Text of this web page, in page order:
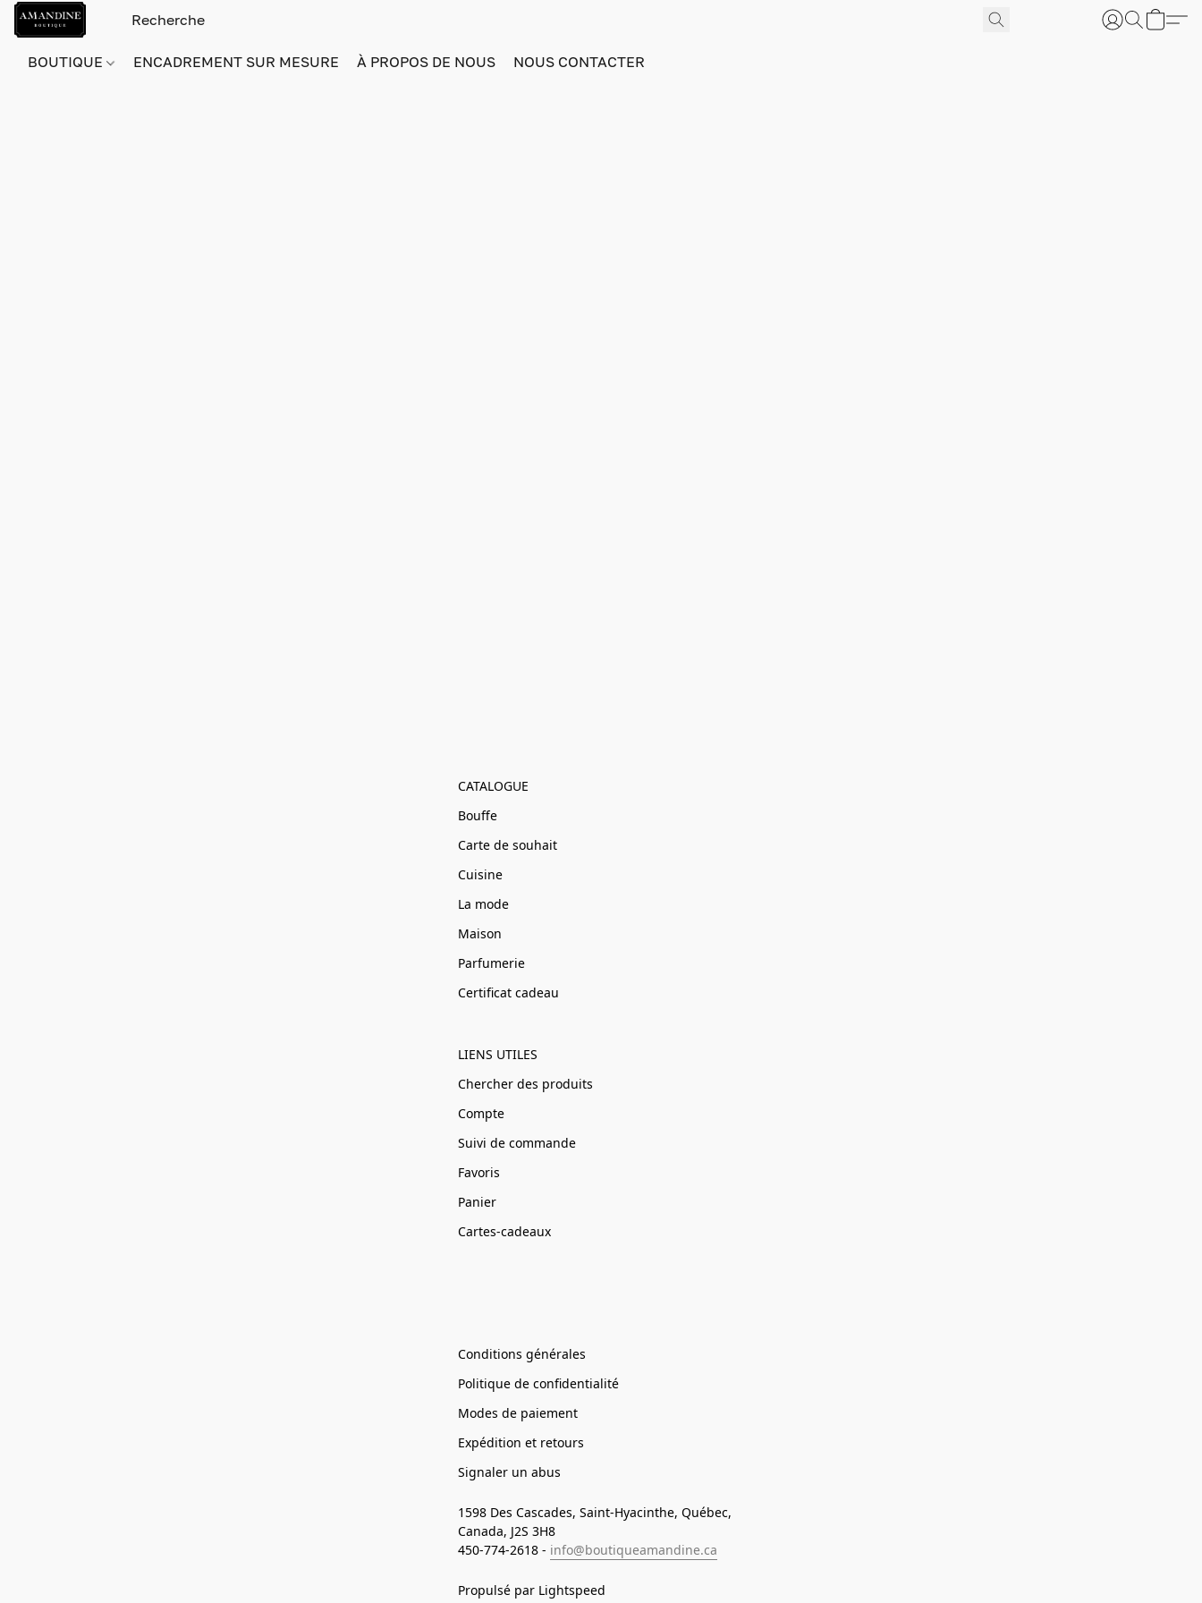
BOUTIQUE ENCADREMENT SUR MESURE À PROPOS DE NOUS NOUS CONTACTER
CATALOGUE
Bouffe
Carte de souhait
Cuisine
La mode
Maison
Parfumerie
Certificat cadeau
LIENS UTILES
Chercher des produits
Compte
Suivi de commande
Favoris
Panier
Cartes-cadeaux
Conditions générales
Politique de confidentialité
Modes de paiement
Expédition et retours
Signaler un abus
1598 Des Cascades, Saint-Hyacinthe, Québec,
Canada, J2S 3H8
450-774-2618 - info@boutiqueamandine.ca
Propulsé par Lightspeed